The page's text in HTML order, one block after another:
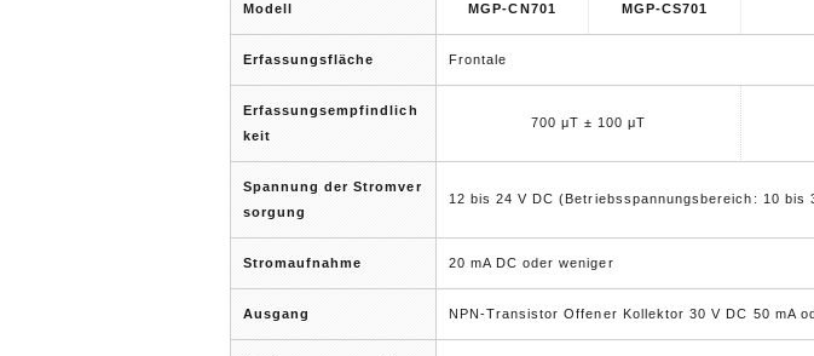
Modell MGP-CN701 MGP-CS701
Erfassungsfläche Frontale
Erfassungsempfindlich
keit
700 μT ± 100 μT
Spannung der Stromver
sorgung
12 bis 24 V DC (Betriebsspannungsbereich: 10 bis
Stromaufnahme 20 mA DC oder weniger
Ausgang NPN-Transistor Offener Kollektor 30 V DC 50 mA